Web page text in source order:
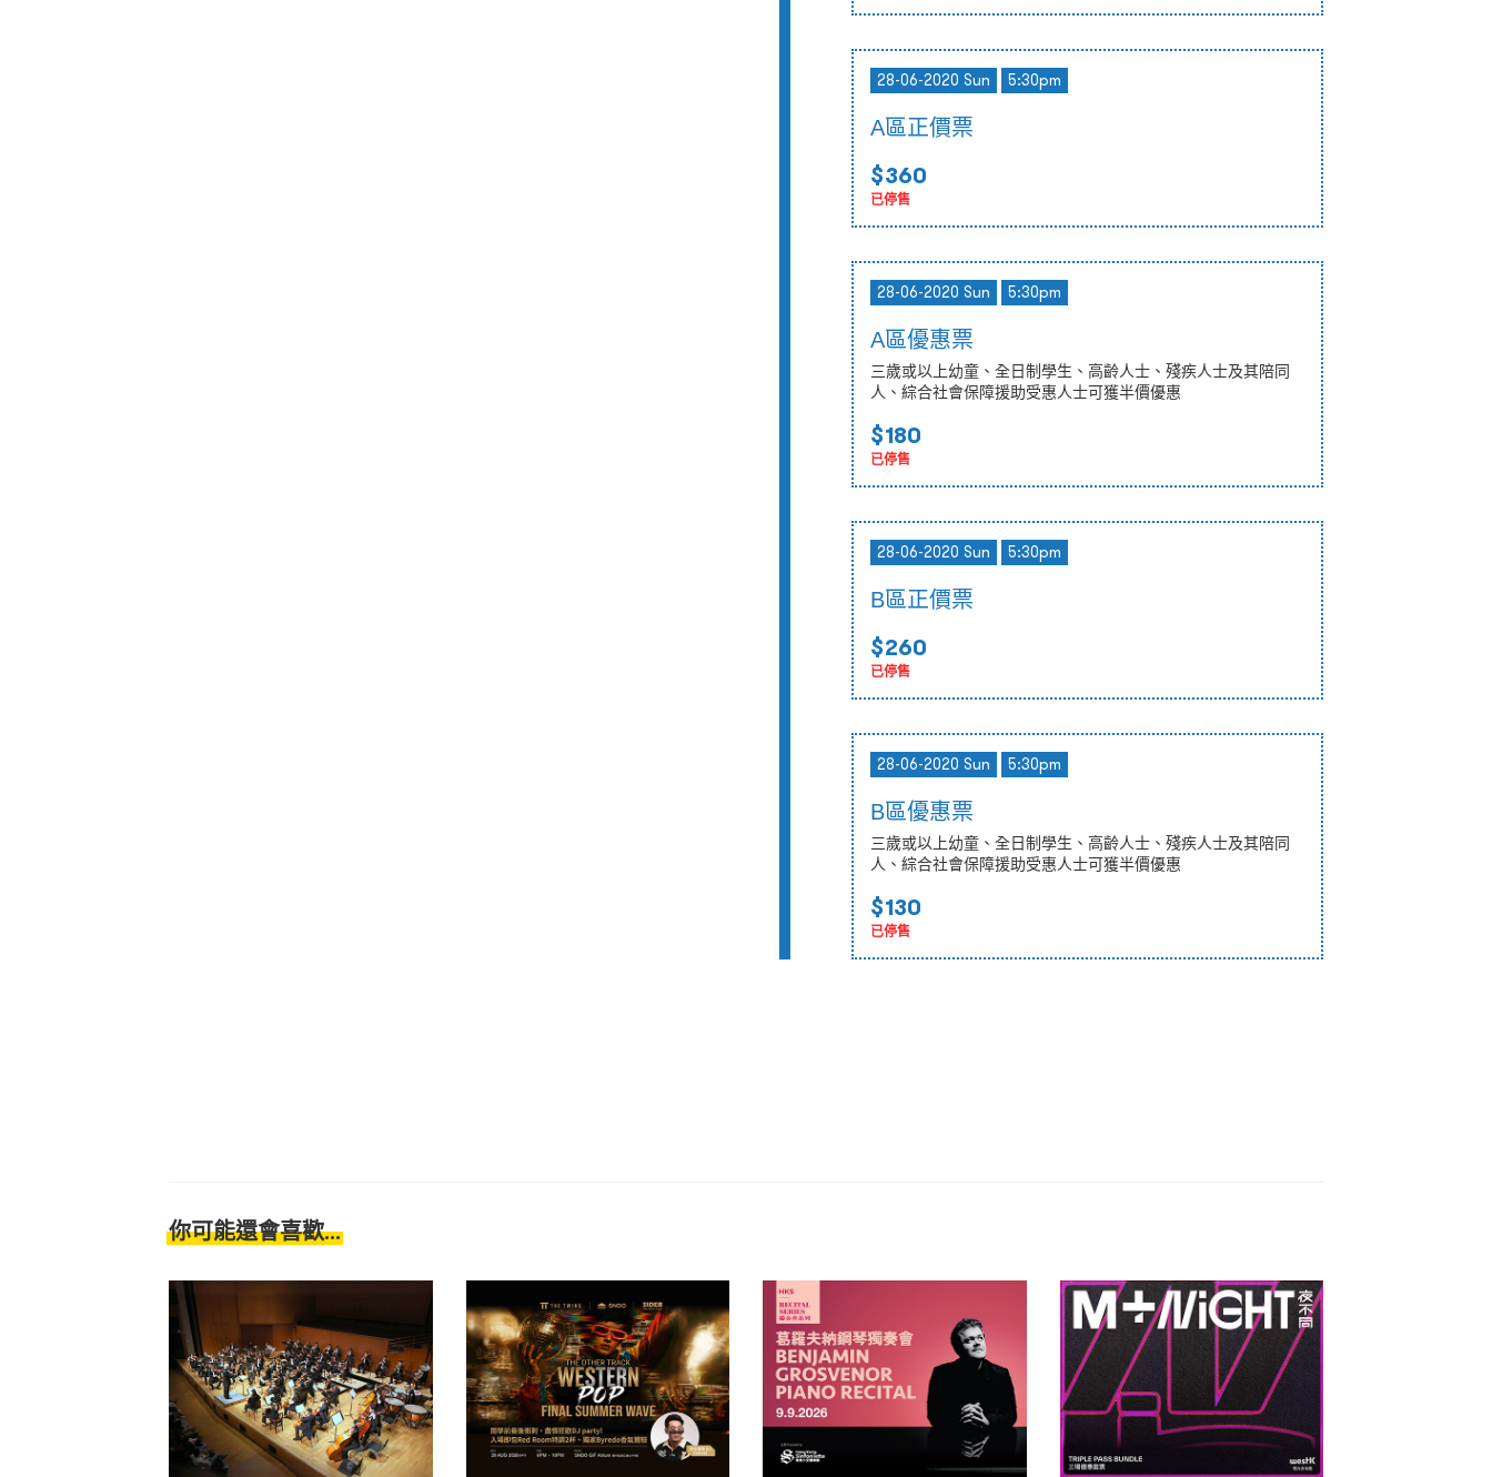
28-06-2020 Sun 5:30pm
A區正價票
$360
已停售
28-06-2020 Sun 5:30pm
A區優惠票
三歲或以上幼童、全日制學生、高齡人士、殘疾人士及其陪同
人、綜合社會保障援助受惠人士可獲半價優惠
$180
已停售
28-06-2020 Sun 5:30pm
B區正價票
$260
已停售
28-06-2020 Sun 5:30pm
B區優惠票
三歲或以上幼童、全日制學生、高齡人士、殘疾人士及其陪同
人、綜合社會保障援助受惠人士可獲半價優惠
$130
已停售
你可能還會喜歡...